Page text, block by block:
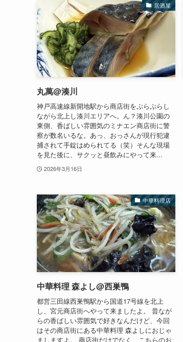
居酒屋
丸萬@湊川
神戸高速線新開地駅から商店街をぷらぷらし
ながら北上し湊川エリアへ。ん？湊川公園の
東側、香ばしい雰囲気のミナエン商店街に警
察が数名いるな。あっ、おっさんが現行犯逮
捕されて手錠はめられてる（笑）そんな現場
を見た後に、サクッと昼飲みにやって来...
2026年3月16日
中華料理店
中華料理 森よし@西巣鴨
都営三田線西巣鴨駅から国道17号線を北上
し、宮元商店街へやって来ましたよ。 昔なが
らの香ばしい雰囲気で好きなんだけど、今回
はその商店街にある中華料理 森よしにおじゃ
ましますよ。 商店街だけでなく、こちらのお